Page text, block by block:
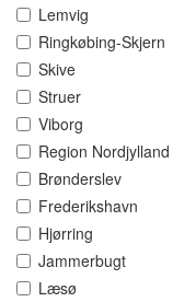
Lemvig
Ringkøbing-Skjern
Skive
Struer
Viborg
Region Nordjylland
Brønderslev
Frederikshavn
Hjørring
Jammerbugt
Læsø